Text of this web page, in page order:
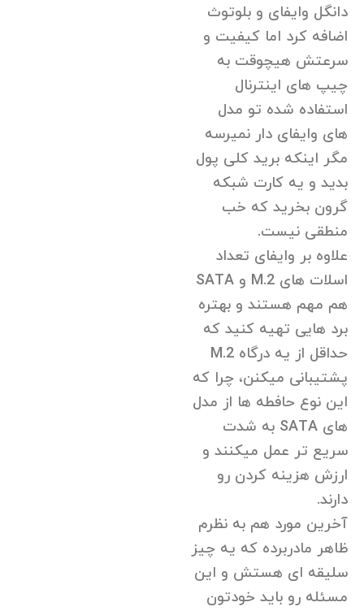
دانگل وایفای و بلوتوث
اضافه کرد اما کیفیت و
سرعتش هیچوقت به
چیپ های اینترنال
استفاده شده تو مدل
های وایفای دار نمیرسه
مگر اینکه برید کلی پول
بدید و یه کارت شبکه
گرون بخرید که خب
منطقی نیست.
علاوه بر وایفای تعداد
اسلات های M.2 و SATA
هم مهم هستند و بهتره
برد هایی تهیه کنید که
حداقل از یه درگاه M.2
پشتیبانی میکنن، چرا که
این نوع حافطه ها از مدل
های SATA به شدت
سریع تر عمل میکنند و
ارزش هزینه کردن رو
دارند.
آخرین مورد هم به نظرم
ظاهر مادربرده که یه چیز
سلیقه ای هستش و این
مسئله رو باید خودتون